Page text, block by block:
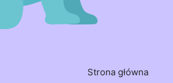
Strona główna